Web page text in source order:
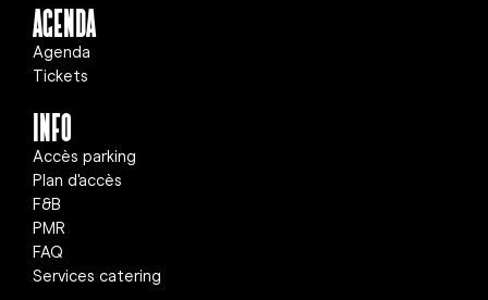
Agenda
Agenda
Tickets
info
Accès parking
Plan d'accès
F&B
PMR
FAQ
Services catering